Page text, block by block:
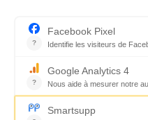
Florence